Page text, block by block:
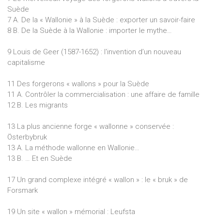
siècle. Les communautés de forges wallonnes ont donc
survécu jusque l'Entre-deux-guerres et, avec elles, la
conscience d'un héritage, réel ou supposé, spécifiquement
s'imposer, elle a récupéré le "modèle" d'organisation sociale
des forges en vue de légitimer son projet socio-politique.
Suède
7 A. De la « Wallonie » à la Suède : exporter un savoir-faire
8 B. De la Suède à la Wallonie : importer le mythe…
9 Louis de Geer (1587-1652) : l'invention d’un nouveau
capitalisme
11 Des forgerons « wallons » pour la Suède
11 A. Contrôler la commercialisation : une affaire de famille
12 B. Les migrants
13 La plus ancienne forge « wallonne » conservée :
Österbybruk
13 A. La méthode wallonne en Wallonie…
13 B. … Et en Suède
17 Un grand complexe intégré « wallon » : le « bruk » de
Forsmark
19 Un site « wallon » mémorial : Leufsta